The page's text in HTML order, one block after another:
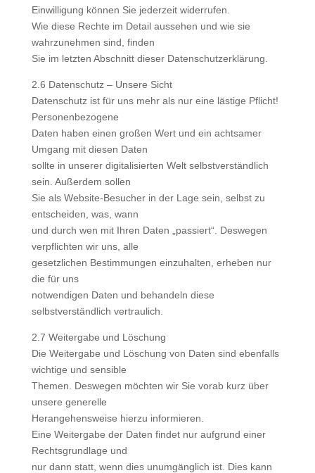
Einwilligung können Sie jederzeit widerrufen.
Wie diese Rechte im Detail aussehen und wie sie
wahrzunehmen sind, finden
Sie im letzten Abschnitt dieser Datenschutzerklärung.
2.6 Datenschutz – Unsere Sicht
Datenschutz ist für uns mehr als nur eine lästige Pflicht!
Personenbezogene
Daten haben einen großen Wert und ein achtsamer
Umgang mit diesen Daten
sollte in unserer digitalisierten Welt selbstverständlich
sein. Außerdem sollen
Sie als Website-Besucher in der Lage sein, selbst zu
entscheiden, was, wann
und durch wen mit Ihren Daten „passiert“. Deswegen
verpflichten wir uns, alle
gesetzlichen Bestimmungen einzuhalten, erheben nur
die für uns
notwendigen Daten und behandeln diese
selbstverständlich vertraulich.
2.7 Weitergabe und Löschung
Die Weitergabe und Löschung von Daten sind ebenfalls
wichtige und sensible
Themen. Deswegen möchten wir Sie vorab kurz über
unsere generelle
Herangehensweise hierzu informieren.
Eine Weitergabe der Daten findet nur aufgrund einer
Rechtsgrundlage und
nur dann statt, wenn dies unumgänglich ist. Dies kann